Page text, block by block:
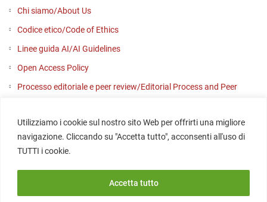
Utilizziamo i cookie sul nostro sito Web per offrirti una migliore
navigazione. Cliccando su "Accetta tutto", acconsenti all'uso di
TUTTI i cookie.
Accetta tutto
Chi siamo/About Us
Codice etico/Code of Ethics
Linee guida AI/AI Guidelines
Open Access Policy
Processo editoriale e peer review/Editorial Process and Peer
Contattaci/Contact us
SOCIAL